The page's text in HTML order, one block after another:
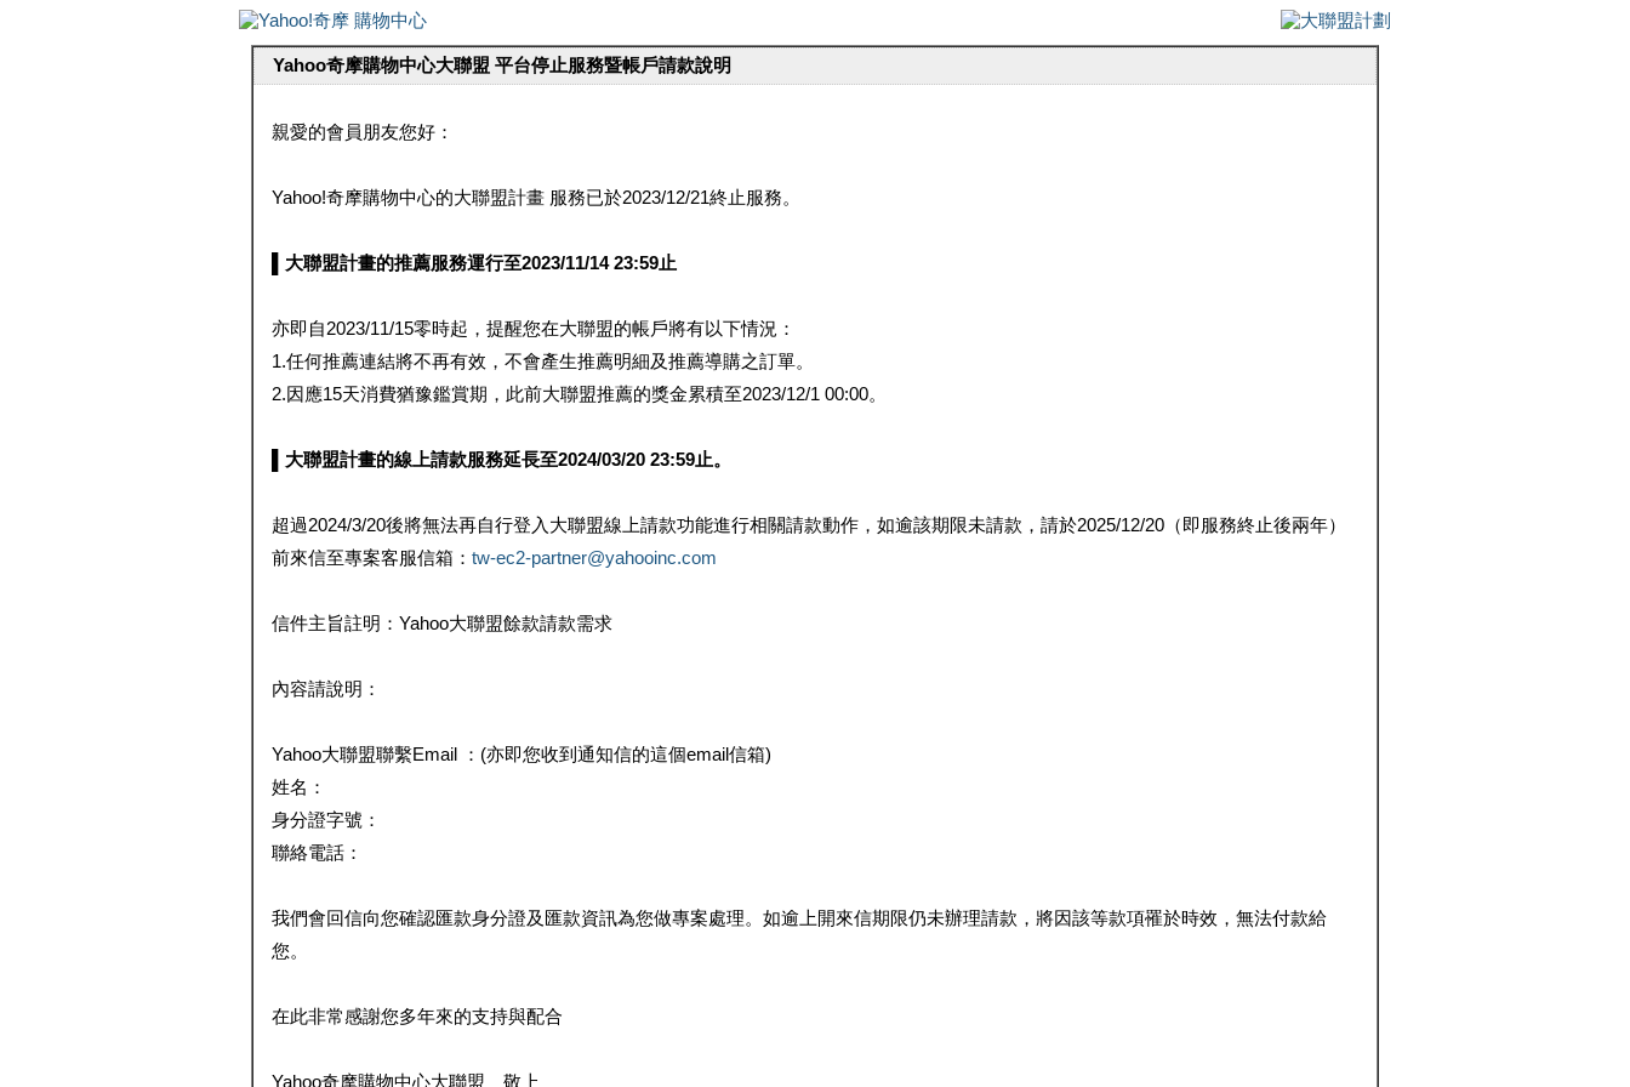
Yahoo奇摩購物中心大聯盟 平台停止服務暨帳戶請款說明
親愛的會員朋友您好：
Yahoo!奇摩購物中心的大聯盟計畫 服務已於2023/12/21終止服務。
▌大聯盟計畫的推薦服務運行至2023/11/14 23:59止
亦即自2023/11/15零時起，提醒您在大聯盟的帳戶將有以下情況：
1.任何推薦連結將不再有效，不會產生推薦明細及推薦導購之訂單。
2.因應15天消費猶豫鑑賞期，此前大聯盟推薦的獎金累積至2023/12/1 00:00。
▌大聯盟計畫的線上請款服務延長至2024/03/20 23:59止。
超過2024/3/20後將無法再自行登入大聯盟線上請款功能進行相關請款動作，如逾該期限未請款，請於2025/12/20（即服務終止後兩年）
前來信至專案客服信箱： tw-ec2-partner@yahooinc.com
信件主旨註明：Yahoo大聯盟餘款請款需求
內容請說明：
Yahoo大聯盟聯繫Email ：(亦即您收到通知信的這個email信箱)
姓名：
身分證字號：
聯絡電話：
我們會回信向您確認匯款身分證及匯款資訊為您做專案處理。如逾上開來信期限仍未辦理請款，將因該等款項罹於時效，無法付款給
您。
在此非常感謝您多年來的支持與配合
Yahoo奇摩購物中心大聯盟 敬上